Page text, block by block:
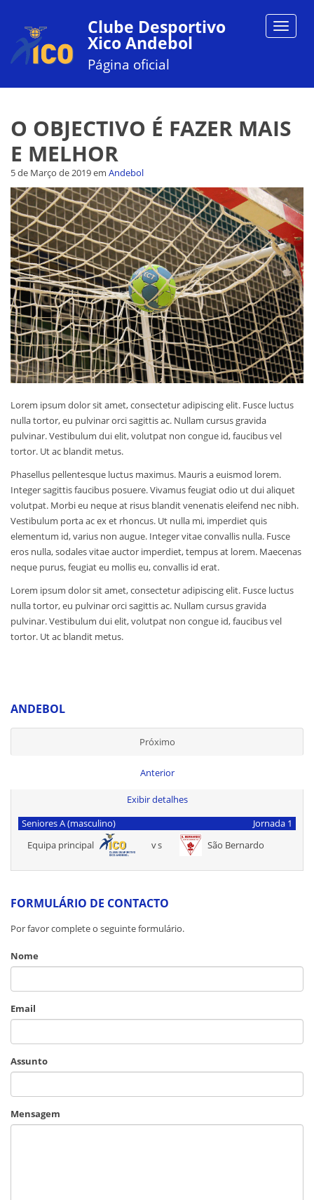
Toggle
Clube Desportivo
Xico Andebol
Página oficial
O OBJECTIVO É FAZER MAIS
E MELHOR
5 de Março de 2019em Andebol
Lorem ipsum dolor sit amet, consectetur adipiscing elit. Fusce luctus
nulla tortor, eu pulvinar orci sagittis ac. Nullam cursus gravida
pulvinar. Vestibulum dui elit, volutpat non congue id, faucibus vel
tortor. Ut ac blandit metus.
Phasellus pellentesque luctus maximus. Mauris a euismod lorem.
Integer sagittis faucibus posuere. Vivamus feugiat odio ut dui aliquet
volutpat. Morbi eu neque at risus blandit venenatis eleifend nec nibh.
Vestibulum porta ac ex et rhoncus. Ut nulla mi, imperdiet quis
elementum id, varius non augue. Integer vitae convallis nulla. Fusce
eros nulla, sodales vitae auctor imperdiet, tempus at lorem. Maecenas
neque purus, feugiat eu mollis eu, convallis id erat.
Lorem ipsum dolor sit amet, consectetur adipiscing elit. Fusce luctus
nulla tortor, eu pulvinar orci sagittis ac. Nullam cursus gravida
pulvinar. Vestibulum dui elit, volutpat non congue id, faucibus vel
tortor. Ut ac blandit metus.
ANDEBOL
Próximo
Anterior
Exibir detalhes
Seniores A (masculino)
Jornada 1
Equipa principal
vs São Bernardo
FORMULÁRIO DE CONTACTO
Por favor complete o seguinte formulário.
Nome
Email
Assunto
Mensagem